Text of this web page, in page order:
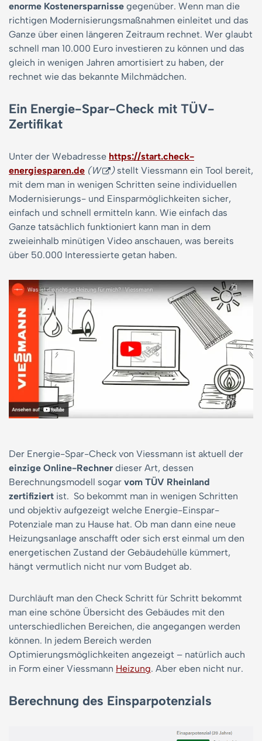
enorme Kostenersparnisse gegenüber. Wenn man die
richtigen Modernisierungsmaßnahmen einleitet und das
Ganze über einen längeren Zeitraum rechnet. Wer glaubt
schnell man 10.000 Euro investieren zu können und das
gleich in wenigen Jahren amortisiert zu haben, der
rechnet wie das bekannte Milchmädchen.
Ein Energie-Spar-Check mit TÜV-
Zertifikat
Unter der Webadresse https://start.check-
energiesparen.de (W )stellt Viessmann ein Tool bereit,
mit dem man in wenigen Schritten seine individuellen
Modernisierungs- und Einsparmöglichkeiten sicher,
einfach und schnell ermitteln kann. Wie einfach das
Ganze tatsächlich funktioniert kann man in dem
zweieinhalb minütigen Video anschauen, was bereits
über 50.000 Interessierte getan haben.
Der Energie-Spar-Check von Viessmann ist aktuell der
einzige Online-Rechner dieser Art, dessen
Berechnungsmodell sogar vom TÜV Rheinland
zertifiziert ist. So bekommt man in wenigen Schritten
und objektiv aufgezeigt welche Energie-Einspar-
Potenziale man zu Hause hat. Ob man dann eine neue
Heizungsanlage anschafft oder sich erst einmal um den
energetischen Zustand der Gebäudehülle kümmert,
hängt vermutlich nicht nur vom Budget ab.
Durchläuft man den Check Schritt für Schritt bekommt
man eine schöne Übersicht des Gebäudes mit den
unterschiedlichen Bereichen, die angegangen werden
können. In jedem Bereich werden
Optimierungsmöglichkeiten angezeigt – natürlich auch
in Form einer Viessmann Heizung. Aber eben nicht nur.
Berechnung des Einsparpotenzials